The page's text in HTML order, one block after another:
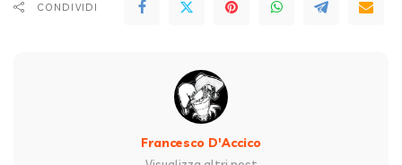
CONDIVIDI
Francesco D'Accico